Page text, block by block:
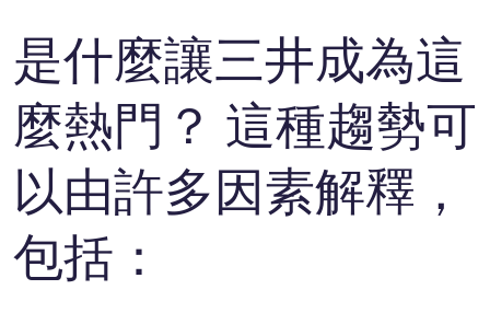
是什麼讓三井成為這
麼熱門？ 這種趨勢可
以由許多因素解釋，
包括：